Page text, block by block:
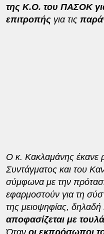
της Κ.Ο. του ΠΑΣΟΚ
επιτροπήςγια τις
Ο κ. Κακλαμάνης έκανε
Συντάγματος και του
σύμφωνα με την
εφαρμοστούν για τη
της μειοψηφίας, δηλαδή
αποφασίζεται με
Όταν οι εκπρόσωποι